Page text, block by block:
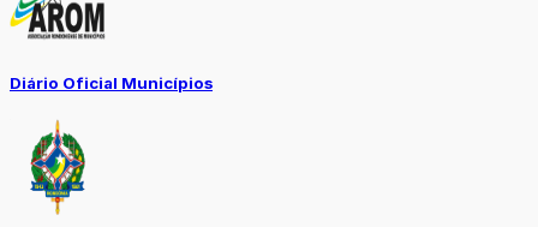
Diário Oficial Municípios